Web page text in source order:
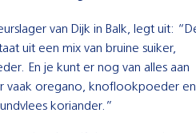
van Dijk in Balk, legt uit:
uit een mix van bruine suiker,
En je kunt er nog van alles aan
vaak oregano, knoflookpoeder en
koriander.”